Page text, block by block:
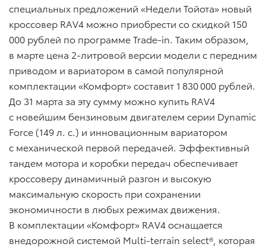
специальных предложений «Недели Тойота» новый
кроссовер RAV4 можно приобрести со скидкой 150
000 рублей по программе Trade-in. Таким образом,
в марте цена 2-литровой версии модели с передним
приводом и вариатором в самой популярной
комплектации «Комфорт» составит 1 830 000 рублей.
До 31 марта за эту сумму можно купить RAV4
с новейшим бензиновым двигателем серии Dynamic
Force (149 л. с.) и инновационным вариатором
с механической первой передачей. Эффективный
тандем мотора и коробки передач обеспечивает
кроссоверу динамичный разгон и высокую
максимальную скорость при сохранении
экономичности в любых режимах движения.
В комплектации «Комфорт» RAV4 оснащается
внедорожной системой Multi-terrain select®, которая